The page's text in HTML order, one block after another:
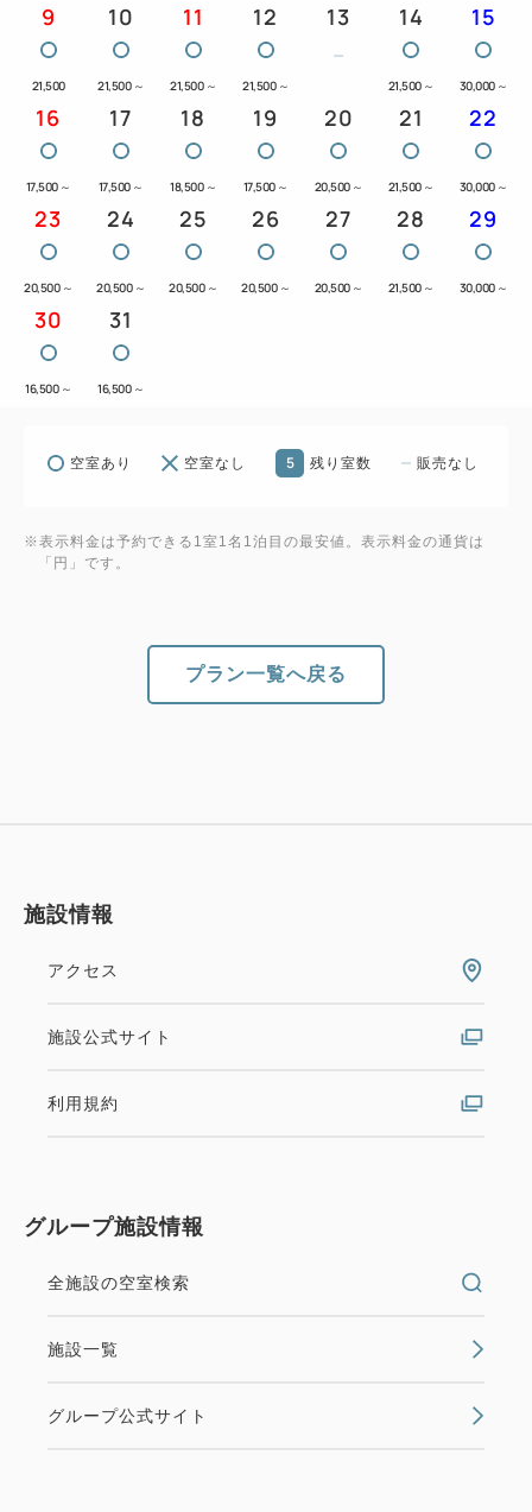
9
21,500
10
21,500 ～
11
21,500 ～
12
21,500 ～
13 14
21,500 ～
15
30,000 ～
16
17,500 ～
17
17,500 ～
18
18,500 ～
19
17,500 ～
20
20,500 ～
21
21,500 ～
22
30,000 ～
23
20,500 ～
24
20,500 ～
25
20,500 ～
26
20,500 ～
27
20,500 ～
28
21,500 ～
29
30,000 ～
30
16,500 ～
31
16,500 ～
空室あり 空室なし 5 残り室数 販売なし
※表示料金は予約できる1室1名1泊目の最安値。表示料金の通貨は
「円」です。
プラン一覧へ戻る
施設情報
アクセス
施設公式サイト
利用規約
グループ施設情報
全施設の空室検索
施設一覧
グループ公式サイト